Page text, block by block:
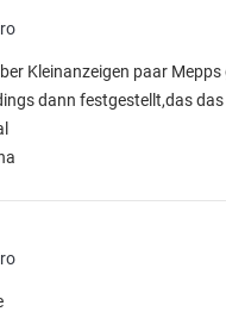
Kleinanzeigen paar
dann festgestellt,das